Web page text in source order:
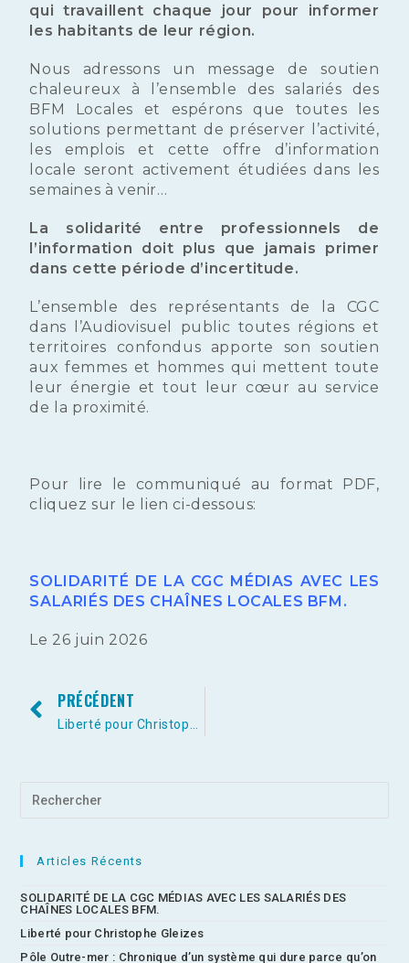
qui travaillent chaque jour pour informer
les habitants de leur région.
Nous adressons un message de soutien
chaleureux à l’ensemble des salariés des
BFM Locales et espérons que toutes les
solutions permettant de préserver l’activité,
les emplois et cette offre d’information
locale seront activement étudiées dans les
semaines à venir…
La solidarité entre professionnels de
l’information doit plus que jamais primer
dans cette période d’incertitude.
L’ensemble des représentants de la CGC
dans l’Audiovisuel public toutes régions et
territoires confondus apporte son soutien
aux femmes et hommes qui mettent toute
leur énergie et tout leur cœur au service
de la proximité.
Pour lire le communiqué au format PDF,
cliquez sur le lien ci-dessous:
SOLIDARITÉ DE LA CGC MÉDIAS AVEC LES
SALARIÉS DES CHAÎNES LOCALES BFM.
Le 26 juin 2026
PRÉCÉDENT
Articles Récents
SOLIDARITÉ DE LA CGC MÉDIAS AVEC LES SALARIÉS DES
CHAÎNES LOCALES BFM.
Liberté pour Christophe Gleizes
Pôle Outre-mer : Chronique d’un système qui dure parce qu’on